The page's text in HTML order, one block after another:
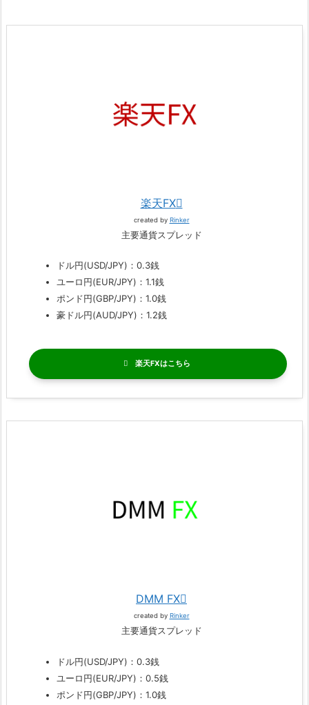
楽天FX
created by Rinker
主要通貨スプレッド
ドル円(USD/JPY)：0.3銭
ユーロ円(EUR/JPY)：1.1銭
ポンド円(GBP/JPY)：1.0銭
豪ドル円(AUD/JPY)：1.2銭
楽天FX
DMM FX
created by Rinker
主要通貨スプレッド
ドル円(USD/JPY)：0.3銭
ユーロ円(EUR/JPY)：0.5銭
ポンド円(GBP/JPY)：1.0銭